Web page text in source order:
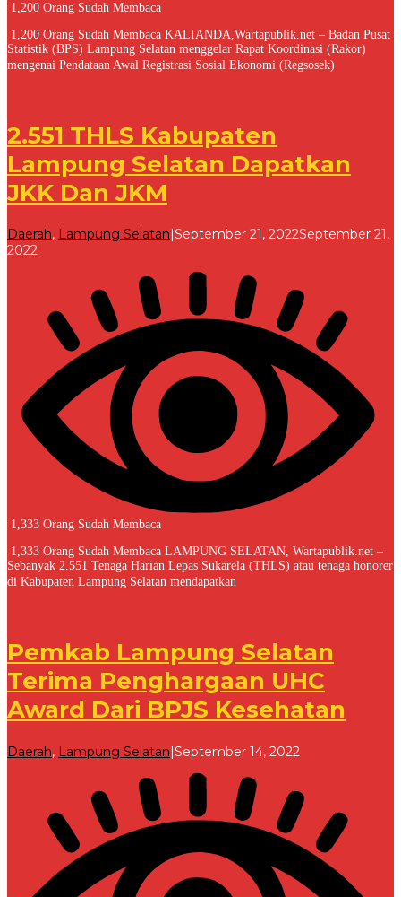
1,200 Orang Sudah Membaca
1,200 Orang Sudah Membaca KALIANDA,Wartapublik.net – Badan Pusat
Statistik (BPS) Lampung Selatan menggelar Rapat Koordinasi (Rakor)
mengenai Pendataan Awal Registrasi Sosial Ekonomi (Regsosek)
2.551 THLS Kabupaten
Lampung Selatan Dapatkan
JKK Dan JKM
Daerah, Lampung Selatan September 21, 2022September 21,
2022
1,333 Orang Sudah Membaca
1,333 Orang Sudah Membaca LAMPUNG SELATAN, Wartapublik.net –
Sebanyak 2.551 Tenaga Harian Lepas Sukarela (THLS) atau tenaga honorer
di Kabupaten Lampung Selatan mendapatkan
Pemkab Lampung Selatan
Terima Penghargaan UHC
Award Dari BPJS Kesehatan
Daerah, Lampung Selatan|September 14, 2022